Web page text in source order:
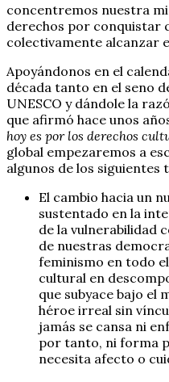
concentremos nuestra
derechos por conquistar
colectivamente alcanzar
Apoyándonos en el
década tanto en el seno
UNESCO y dándole la
que afirmó hace unos
hoy es por los derechos
global empezaremos a
algunos de los siguientes
El cambio hacia un
sustentado en la
de la vulnerabilidad
de nuestras
feminismo en todo
cultural en
que subyace bajo el
héroe irreal sin
jamás se cansa ni
por tanto, ni forma
necesita afecto o